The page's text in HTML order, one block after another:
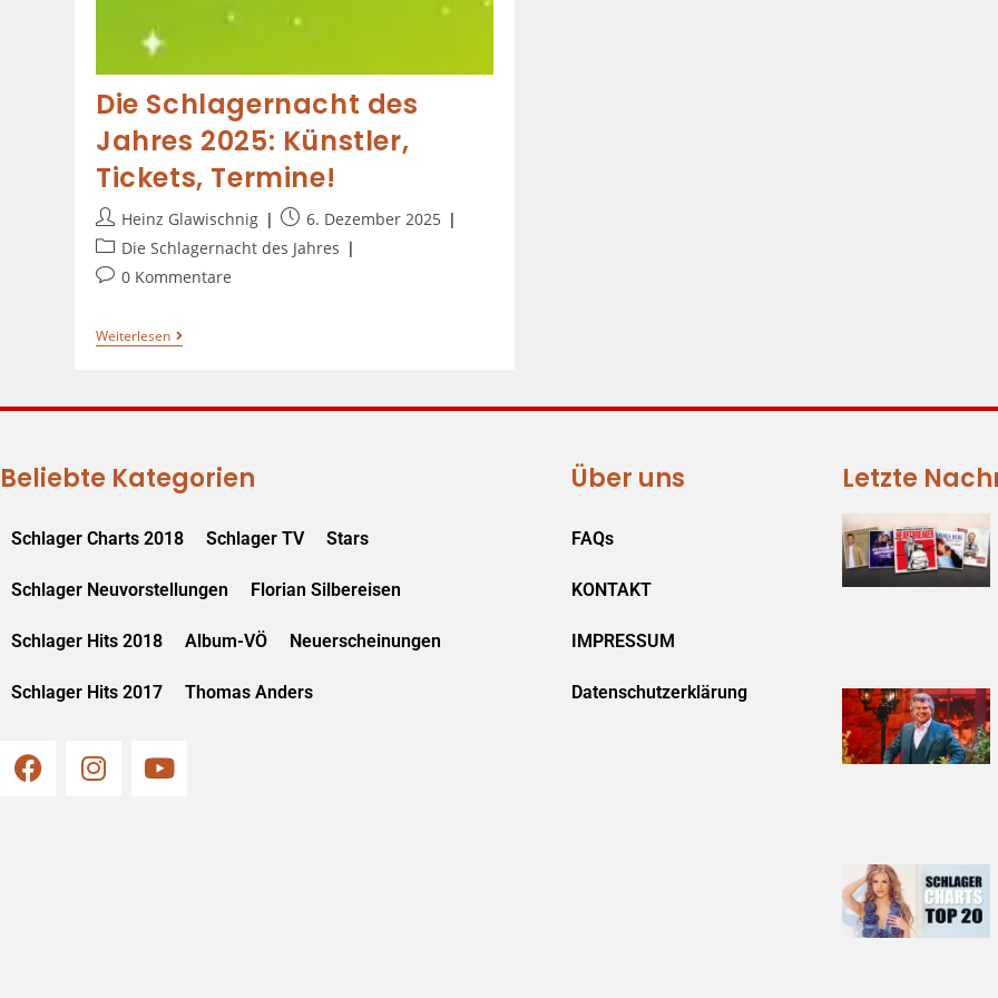
Die Schlagernacht des
Jahres 2025: Künstler,
Tickets, Termine!
Heinz Glawischnig
6. Dezember 2025
Die Schlagernacht des Jahres
0 Kommentare
Weiterlesen
Beliebte Kategorien
Schlager Charts 2018 Schlager TV Stars
Schlager Neuvorstellungen Florian Silbereisen
Schlager Hits 2018 Album-VÖ Neuerscheinungen
Schlager Hits 2017 Thomas Anders
Über uns
FAQs
KONTAKT
IMPRESSUM
Datenschutzerklärung
Letzte